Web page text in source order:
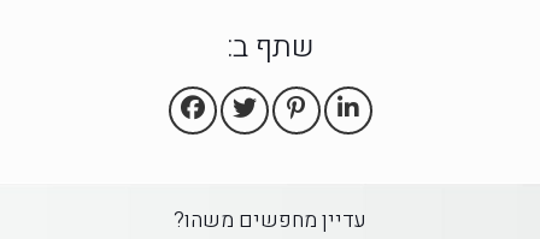
שתף ב:
עדיין מחפשים משהו?